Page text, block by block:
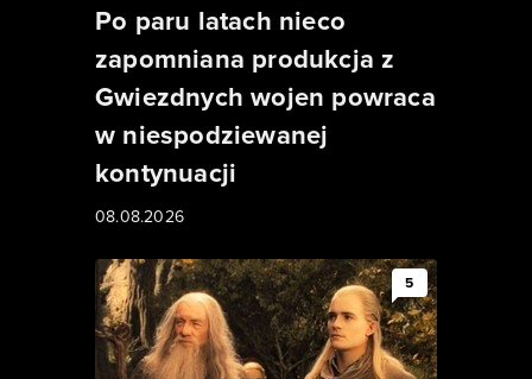
Po paru latach nieco
zapomniana produkcja z
Gwiezdnych wojen powraca
w niespodziewanej
kontynuacji
08.08.2026
5